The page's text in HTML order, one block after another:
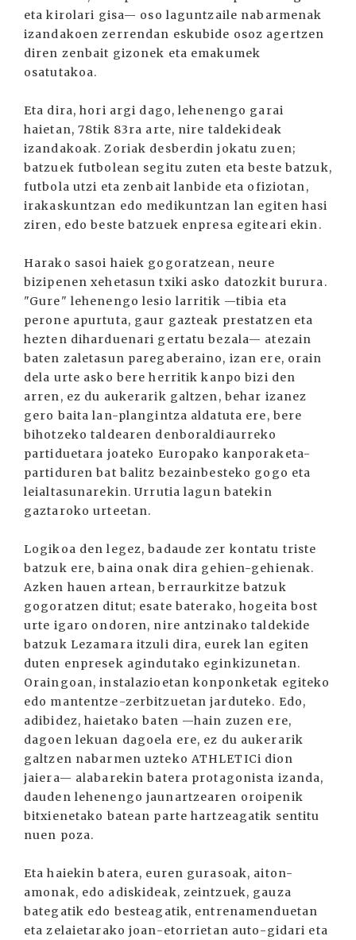
eta kirolari gisa— oso laguntzaile nabarmenak
izandakoen zerrendan eskubide osoz agertzen
diren zenbait gizonek eta emakumek
osatutakoa.
Eta dira, hori argi dago, lehenengo garai
haietan, 78tik 83ra arte, nire taldekideak
izandakoak. Zoriak desberdin jokatu zuen;
batzuek futbolean segitu zuten eta beste batzuk,
futbola utzi eta zenbait lanbide eta ofiziotan,
irakaskuntzan edo medikuntzan lan egiten hasi
ziren, edo beste batzuek enpresa egiteari ekin.
Harako sasoi haiek gogoratzean, neure
bizipenen xehetasun txiki asko datozkit burura.
"Gure" lehenengo lesio larritik —tibia eta
perone apurtuta, gaur gazteak prestatzen eta
hezten diharduenari gertatu bezala— atezain
baten zaletasun paregaberaino, izan ere, orain
dela urte asko bere herritik kanpo bizi den
arren, ez du aukerarik galtzen, behar izanez
gero baita lan-plangintza aldatuta ere, bere
bihotzeko taldearen denboraldiaurreko
partiduetara joateko Europako kanporaketa-
partiduren bat balitz bezainbesteko gogo eta
leialtasunarekin. Urrutia lagun batekin
gaztaroko urteetan.
Logikoa den legez, badaude zer kontatu triste
batzuk ere, baina onak dira gehien-gehienak.
Azken hauen artean, berraurkitze batzuk
gogoratzen ditut; esate baterako, hogeita bost
urte igaro ondoren, nire antzinako taldekide
batzuk Lezamara itzuli dira, eurek lan egiten
duten enpresek agindutako eginkizunetan.
Oraingoan, instalazioetan konponketak egiteko
edo mantentze-zerbitzuetan jarduteko. Edo,
adibidez, haietako baten —hain zuzen ere,
dagoen lekuan dagoela ere, ez du aukerarik
galtzen nabarmen uzteko ATHLETICi dion
jaiera— alabarekin batera protagonista izanda,
dauden lehenengo jaunartzearen oroipenik
bitxienetako batean parte hartzeagatik sentitu
nuen poza.
Eta haiekin batera, euren gurasoak, aiton-
amonak, edo adiskideak, zeintzuek, gauza
bategatik edo besteagatik, entrenamenduetan
eta zelaietarako joan-etorrietan auto-gidari eta